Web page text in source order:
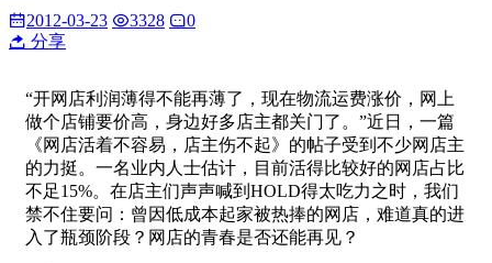
2012-03-23 3328
0
分享
“开网店利润薄得不能再薄了，现在物流运费涨价，网上
做个店铺要价高，身边好多店主都关门了。”近日，一篇
《网店活着不容易，店主伤不起》的帖子受到不少网店主
的力挺。一名业内人士估计，目前活得比较好的网店占比
不足15%。在店主们声声喊到HOLD得太吃力之时，我们
禁不住要问：曾因低成本起家被热捧的网店，难道真的进
入了瓶颈阶段？网店的青春是否还能再见？